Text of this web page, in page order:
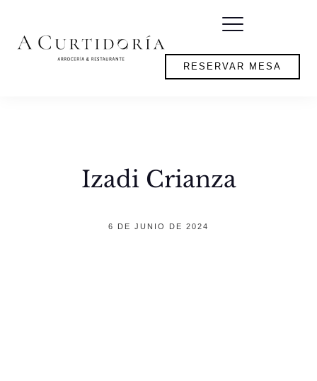
content
RESERVAR MESA
Izadi Crianza
6 DE JUNIO DE 2024